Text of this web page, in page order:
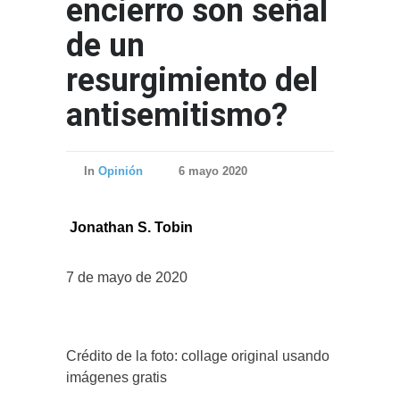
encierro son señal
de un
resurgimiento del
antisemitismo?
In Opinión 6 mayo 2020
Jonathan S. Tobin
7 de mayo de 2020
Crédito de la foto: collage original usando
imágenes gratis